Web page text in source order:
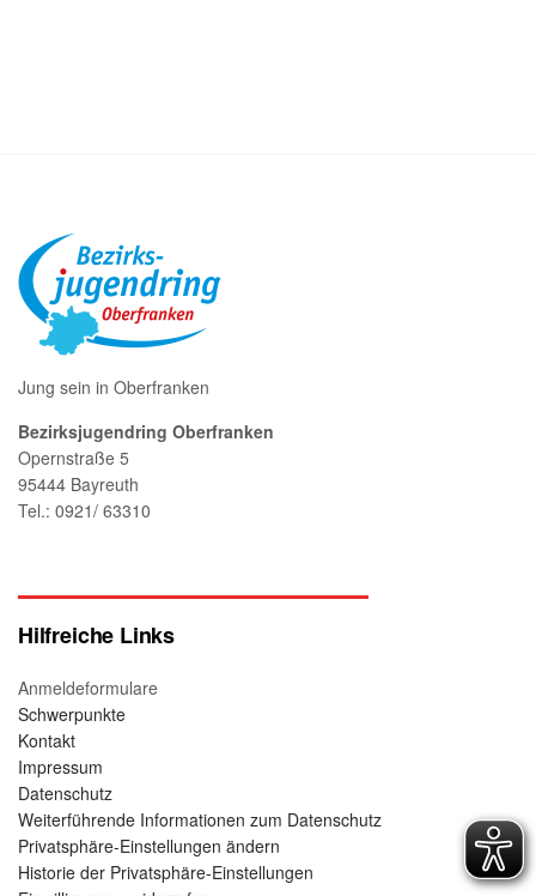
Jung sein in Oberfranken
Bezirksjugendring Oberfranken
Opernstraße 5
95444 Bayreuth
Tel.: 0921/ 63310
Hilfreiche Links
Anmeldeformulare
Schwerpunkte
Kontakt
Impressum
Datenschutz
Weiterführende Informationen zum Datenschutz
Privatsphäre-Einstellungen ändern
Historie der Privatsphäre-Einstellungen